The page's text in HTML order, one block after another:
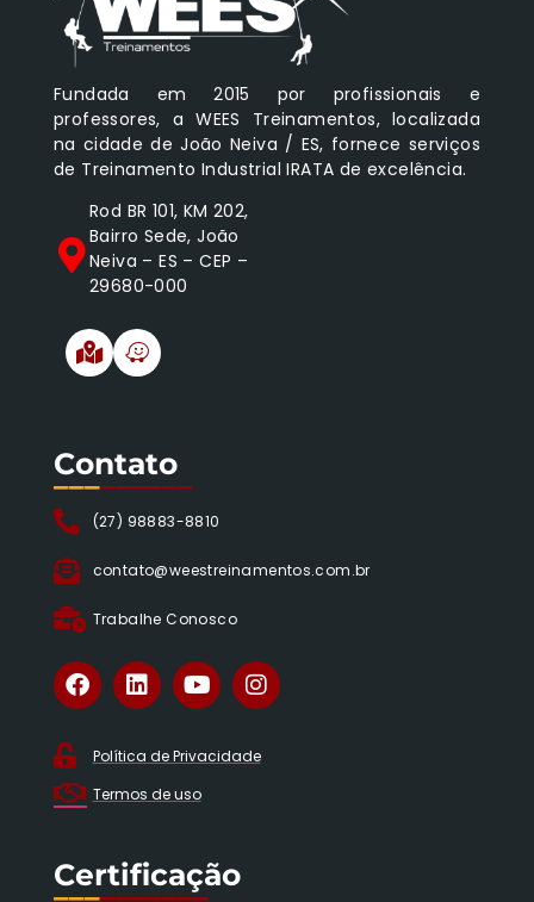
Fundada em 2015 por profissionais e
professores, a WEES Treinamentos, localizada
na cidade de João Neiva / ES, fornece serviços
de Treinamento Industrial IRATA de excelência.
Rod BR 101, KM 202,
Bairro Sede, João
Neiva – ES – CEP –
29680-000
Contato
(27) 98883-8810
contato@weestreinamentos.com.br
Trabalhe Conosco
_________
Política de Privacidade
Termos de uso
Certificação
__________